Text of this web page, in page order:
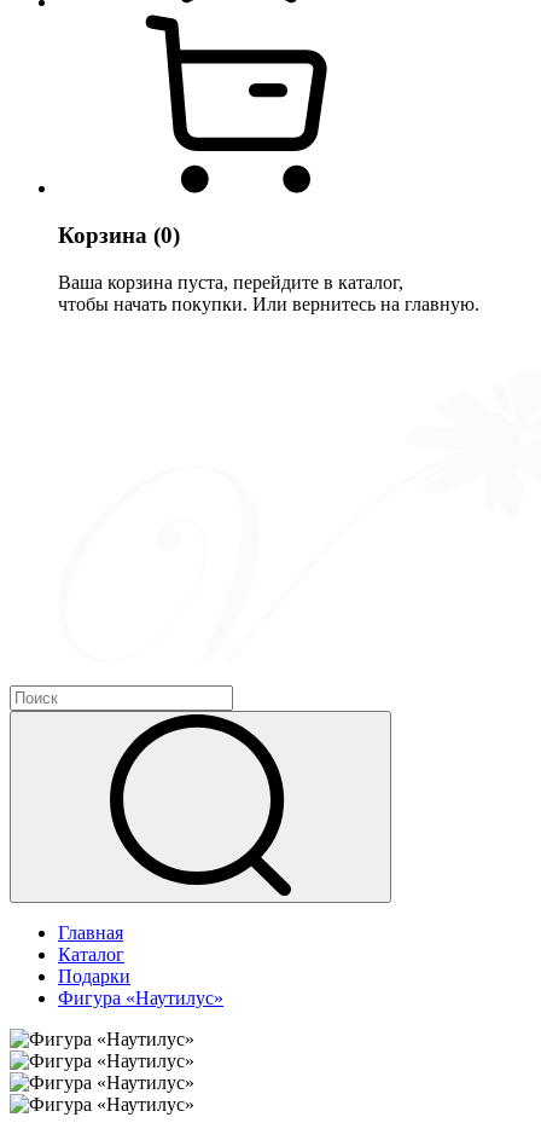
Корзина (0)
Ваша корзина пуста, перейдите в каталог,
чтобы начать покупки. Или вернитесь на главную.
Главная
Каталог
Подарки
Фигура «Наутилус»